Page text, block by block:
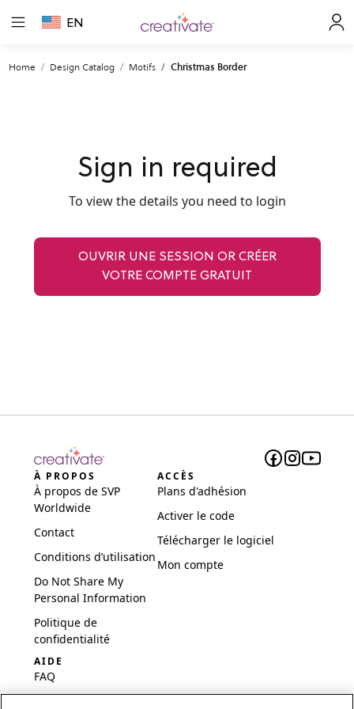
EN
Home Design Catalog Motifs Christmas Border
Sign in required
To view the details you need to login
OUVRIR UNE SESSION OR CRÉER
VOTRE COMPTE GRATUIT
À PROPOS
À propos de SVP
Worldwide
Contact
Conditions d’utilisation
Do Not Share My
Personal Information
Politique de
confidentialité
ACCÈS
Plans d'adhésion
Activer le code
Télécharger le logiciel
Mon compte
AIDE
FAQ